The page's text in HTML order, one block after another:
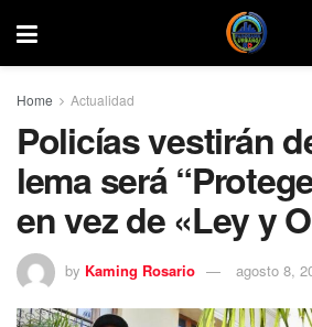
Home Actualidad
Policías vestirán
lema será
en vez de «Ley y
by Kaming Rosario agosto 8,